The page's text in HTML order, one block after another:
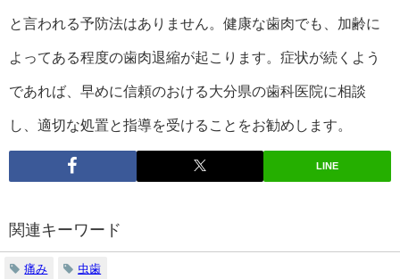
と言われる予防法はありません。健康な歯肉でも、加齢に
よってある程度の歯肉退縮が起こります。症状が続くよう
であれば、早めに信頼のおける大分県の歯科医院に相談
し、適切な処置と指導を受けることをお勧めします。
LINE
関連キーワード
痛み 虫歯